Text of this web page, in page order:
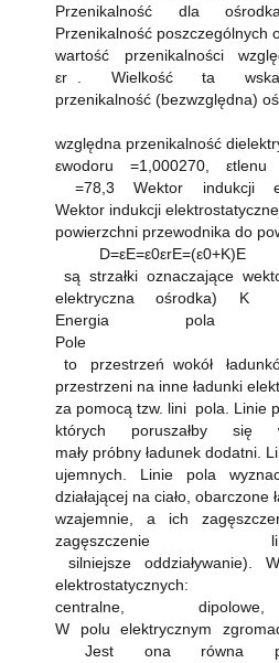
Przenikalność dla
Przenikalność poszczególnych
wartość przenikalności
εr . Wielkość ta
przenikalność (bezwzględna)
ε
względna przenikalność
εwodoru =1,000270, εtlenu
=78,3 Wektor indukcji
Wektor indukcji
powierzchni przewodnika do
są strzałki oznaczające
elektryczna ośrodka)
Energia pola
Pole
to przestrzeń wokół
przestrzeni na inne ładunki
za pomocą tzw. lini pola. Linie
których poruszałby
mały próbny ładunek dodatni.
ujemnych. Linie pola
działającej na ciało,
wzajemnie, a ich
silniejsze oddziaływanie).
elektrostatycznych:
centralne,
W polu elektrycznym
Jest ona równa